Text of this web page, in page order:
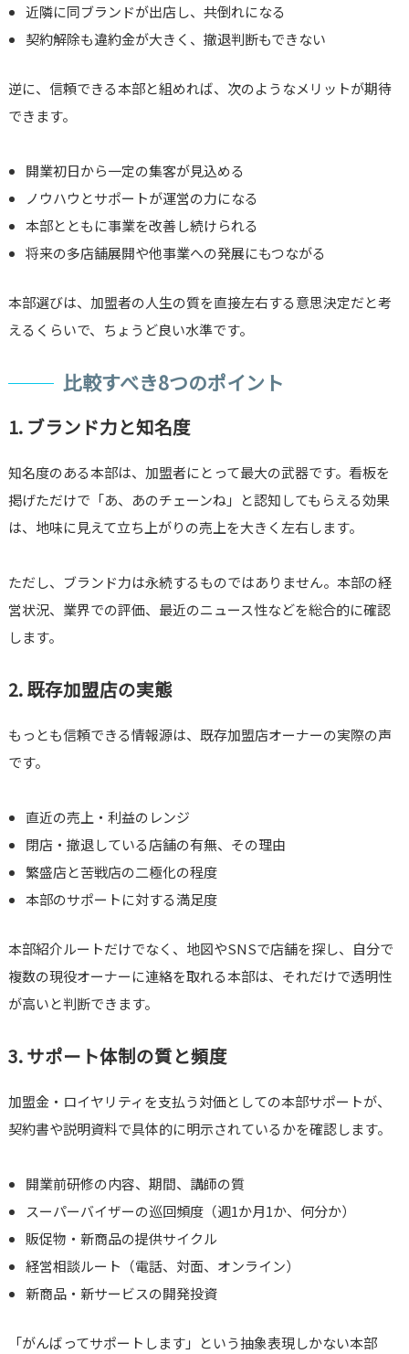
近隣に同ブランドが出店し、共倒れになる
契約解除も違約金が大きく、撤退判断もできない
逆に、信頼できる本部と組めれば、次のようなメリットが期待
できます。
開業初日から一定の集客が見込める
ノウハウとサポートが運営の力になる
本部とともに事業を改善し続けられる
将来の多店舗展開や他事業への発展にもつながる
本部選びは、加盟者の人生の質を直接左右する意思決定だと考
えるくらいで、ちょうど良い水準です。
比較すべき8つのポイント
1. ブランド力と知名度
知名度のある本部は、加盟者にとって最大の武器です。看板を
掲げただけで「あ、あのチェーンね」と認知してもらえる効果
は、地味に見えて立ち上がりの売上を大きく左右します。
ただし、ブランド力は永続するものではありません。本部の経
営状況、業界での評価、最近のニュース性などを総合的に確認
します。
2. 既存加盟店の実態
もっとも信頼できる情報源は、既存加盟店オーナーの実際の声
です。
直近の売上・利益のレンジ
閉店・撤退している店舗の有無、その理由
繁盛店と苦戦店の二極化の程度
本部のサポートに対する満足度
本部紹介ルートだけでなく、地図やSNSで店舗を探し、自分で
複数の現役オーナーに連絡を取れる本部は、それだけで透明性
が高いと判断できます。
3. サポート体制の質と頻度
加盟金・ロイヤリティを支払う対価としての本部サポートが、
契約書や説明資料で具体的に明示されているかを確認します。
開業前研修の内容、期間、講師の質
スーパーバイザーの巡回頻度（週1か月1か、何分か）
販促物・新商品の提供サイクル
経営相談ルート（電話、対面、オンライン）
新商品・新サービスの開発投資
「がんばってサポートします」という抽象表現しかない本部